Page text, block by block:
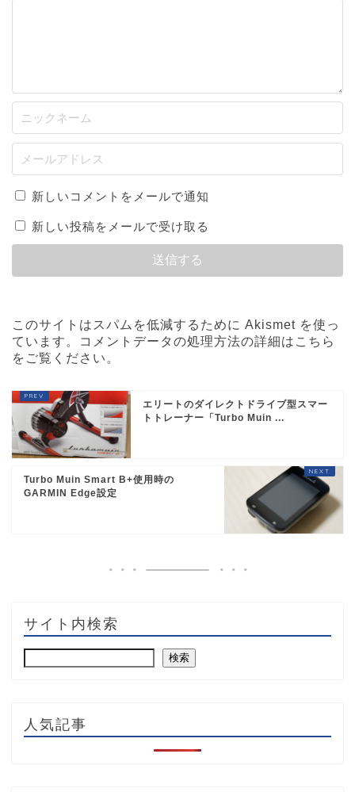
新しいコメントをメールで通知
新しい投稿をメールで受け取る
このサイトはスパムを低減するために Akismet を使っ
ています。
コメントデータの処理方法の詳細はこちら
をご覧ください 。
エリートのダイレクトドライブ型スマー
トトレーナー「Turbo Muin ...
Turbo Muin Smart B+使用時の
GARMIN Edge設定
サイト内検索
検索
人気記事